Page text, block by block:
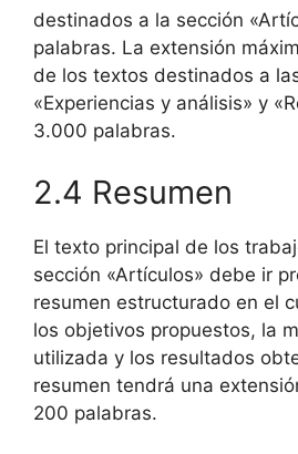
destinados a la sección
palabras. La extensión
de los textos destinados a
«Experiencias y análisis» y
3.000 palabras.
2.4 Resumen
El texto principal de los
sección «Artículos» debe ir
resumen estructurado en el
los objetivos propuestos, la
utilizada y los resultados
resumen tendrá una
200 palabras.